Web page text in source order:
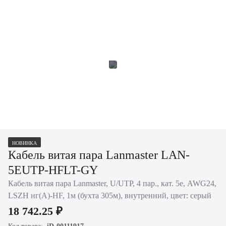
НОВИНКА
Кабель витая пара Lanmaster LAN-
5EUTP-HFLT-GY
Кабель витая пара Lanmaster, U/UTP, 4 пар., кат. 5е, AWG24,
LSZH нг(A)-HF, 1м (бухта 305м), внутренний, цвет: серый
18 742.25 ₽